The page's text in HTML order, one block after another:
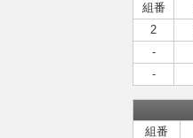
組番
2
-
-
組番